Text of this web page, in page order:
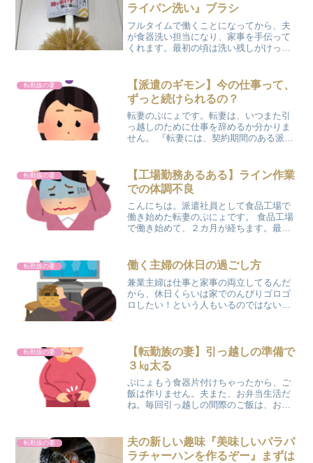
ライパン洗い』ブラシ
フルタイムで働くことになってから、夫
が食器洗い担当になり、家事を手伝って
くれます。最初の頃は洗い残しがけっこ
ことが多かったんです。せっかく洗って
くれたのにハッキリ言うの...
転勤族の妻
【派遣のギモン】今の仕事って、
ずっと続けられるの？
転妻のぷにょです。転妻は、いつまた引
っ越しのために仕事を辞めるか分かりま
せん。 『転妻には、契約期間のある派遣
いています。 お仕事が決まるまで、結構
時間がかかりました。...
転勤族の妻
【工場勤務あるある】ライン作業
での体調不良
こんにちは。派遣社員として食品工場で
働き始めた転妻のぷにょです。 食品工場
で働き始めて、２カ月が経ちます。最近
ら１カ月が経つまでには、かなり体調不
良で悩んできました。...
転勤族の妻 働く主婦の休日の過ごし方
兼業主婦は仕事と家事の両立してるんだ
から、休日くらいは家でのんびりゴロゴ
ロしたい！という人もいるのではないで
うたた寝、起き...
転勤族の妻
【転勤族の妻】引っ越しの準備で
３㎏太る
ぷにょもう食器片付けちゃったから、ご
飯は作りません。夫また、お弁当生活だ
ね。毎回引っ越しの間際のご飯は、お弁
しとなる今回は、早めに食器を片付けて
しまったことと、気にな...
転勤族の妻
夫の新しい趣味『美味しいパラパ
ラチャーハンを作るぞー』まずは